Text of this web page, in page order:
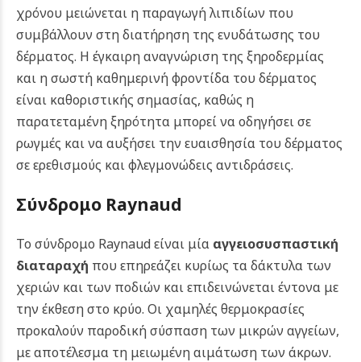
χρόνου μειώνεται η παραγωγή λιπιδίων που
συμβάλλουν στη διατήρηση της ενυδάτωσης του
δέρματος. Η έγκαιρη αναγνώριση της ξηροδερμίας
και η σωστή καθημερινή φροντίδα του δέρματος
είναι καθοριστικής σημασίας, καθώς η
παρατεταμένη ξηρότητα μπορεί να οδηγήσει σε
ρωγμές και να αυξήσει την ευαισθησία του δέρματος
σε ερεθισμούς και φλεγμονώδεις αντιδράσεις.
Σύνδρομο Raynaud
Το σύνδρομο Raynaud είναι μία αγγειοσυσπαστική
διαταραχή που επηρεάζει κυρίως τα δάκτυλα των
χεριών και των ποδιών και επιδεινώνεται έντονα με
την έκθεση στο κρύο. Οι χαμηλές θερμοκρασίες
προκαλούν παροδική σύσπαση των μικρών αγγείων,
με αποτέλεσμα τη μειωμένη αιμάτωση των άκρων.